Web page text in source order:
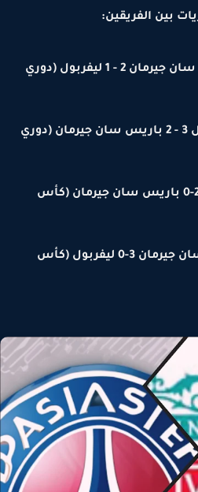
28 نوفمبر 2018: باريس سان جيرمان 2 - 1 ليفربول (دوري
18 سبتمبر 2018: ليفربول 3 - 2 باريس سان جيرمان (دوري
24 أبريل 1997: ليفربول 2-0 باريس سان جيرمان (كأس
10 أبريل 1997: باريس سان جيرمان 3-0 ليفربول (كأس